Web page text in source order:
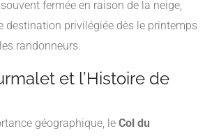
fermée en raison de la neige,
destination privilégiée dès le printemps
randonneurs.
et l’Histoire de
géographique, le Col du